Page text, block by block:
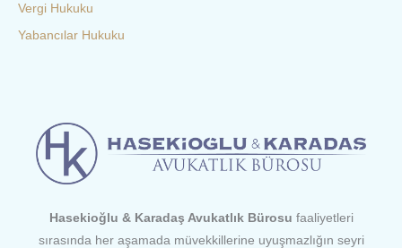
Vergi Hukuku
Yabancılar Hukuku
Hasekioğlu & Karadaş Avukatlık Bürosu faaliyetleri
sırasında her aşamada müvekkillerine uyuşmazlığın seyri